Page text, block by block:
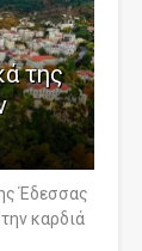
της
Έδεσσας
καρδιά